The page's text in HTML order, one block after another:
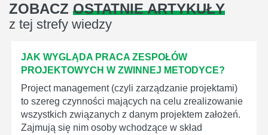
ZOBACZ OSTATNIE ARTYKUŁY
z tej strefy wiedzy
JAK WYGLĄDA PRACA ZESPOŁÓW
PROJEKTOWYCH W ZWINNEJ METODYCE?
Project management (czyli zarządzanie projektami)
to szereg czynności mających na celu zrealizowanie
wszystkich związanych z danym projektem założeń.
Zajmują się nim osoby wchodzące w skład